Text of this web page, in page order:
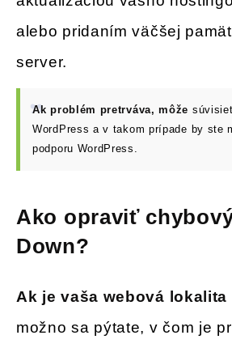
alebo pridaním väčšej
server.
Ak problém pretrváva, môže
WordPress a v takom prípade by ste
podporu WordPress.
Ako opraviť
Down?
Ak je vaša webová lokalita
možno sa pýtate, v čom je